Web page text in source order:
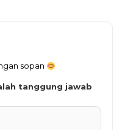
sopan
tanggung jawab